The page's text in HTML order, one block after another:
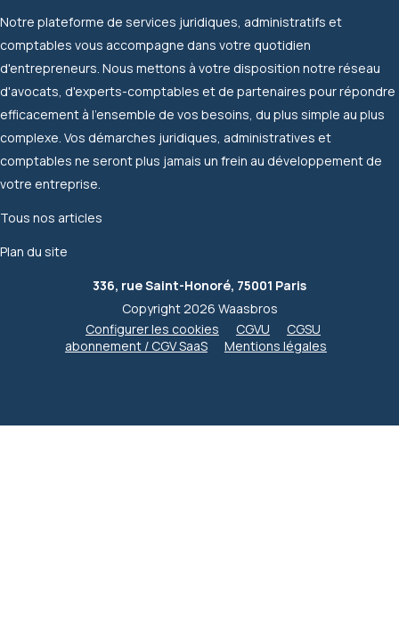
Notre plateforme de services juridiques, administratifs et
comptables vous accompagne dans votre quotidien
d'entrepreneurs. Nous mettons à votre disposition notre réseau
d'avocats, d'experts-comptables et de partenaires pour répondre
efficacement à l'ensemble de vos besoins, du plus simple au plus
complexe. Vos démarches juridiques, administratives et
comptables ne seront plus jamais un frein au développement de
votre entreprise.
Tous nos articles
Plan du site
336, rue Saint-Honoré, 75001 Paris
Copyright 2026 Waasbros
Configurer les cookies
CGVU
CGSU
abonnement / CGV SaaS
Mentions légales